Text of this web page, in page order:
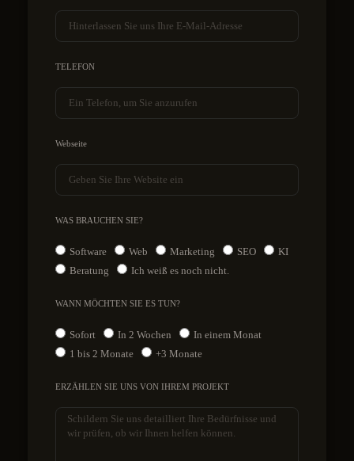
TELEFON
Webseite
WAS BRAUCHEN SIE?
Software Web Marketing SEO
KI
Beratung
Ich weiß es noch nicht.
WANN MÖCHTEN SIE ES TUN?
Sofort In 2 Wochen
In einem Monat
1 bis 2 Monate
+3 Monate
ERZÄHLEN SIE UNS VON IHREM PROJEKT